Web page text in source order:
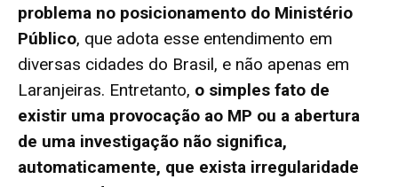
problema no posicionamento do Ministério
Público, que adota esse entendimento em
diversas cidades do Brasil, e não apenas em
Laranjeiras. Entretanto, o simples fato de
existir uma provocação ao MP ou a abertura
de uma investigação não significa,
automaticamente, que exista irregularidade